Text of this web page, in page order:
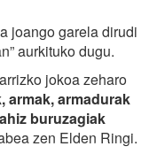
joango garela dirudi
aurkituko dugu.
jokoa zeharo
armak, armadurak
buruzagiak
zen Elden Ringi.